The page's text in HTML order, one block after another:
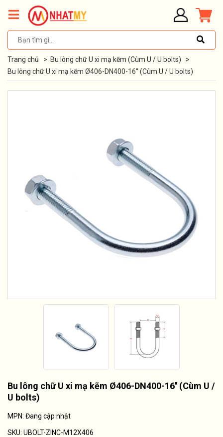
Trang chủ > Bu lông chữ U xi mạ kẽm (Cùm U / U bolts)
>
Bu lông chữ U xi mạ kẽm Ø406-DN400-16'' (Cùm U / U bolts)
Bu lông chữ U xi mạ kẽm Ø406-DN400-16'' (Cùm U /
U bolts)
MPN: Đang cập nhật
SKU: UBOLT-ZINC-M12X406